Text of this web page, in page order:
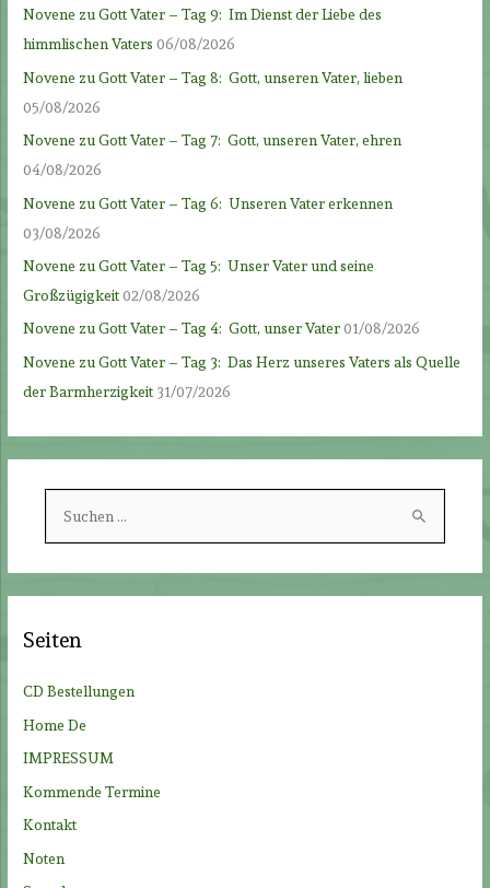
Novene zu Gott Vater – Tag 9: Im Dienst der Liebe des
himmlischen Vaters 06/08/2026
Novene zu Gott Vater – Tag 8: Gott, unseren Vater, lieben
05/08/2026
Novene zu Gott Vater – Tag 7: Gott, unseren Vater, ehren
04/08/2026
Novene zu Gott Vater – Tag 6: Unseren Vater erkennen
03/08/2026
Novene zu Gott Vater – Tag 5: Unser Vater und seine
Großzügigkeit02/08/2026
Novene zu Gott Vater – Tag 4: Gott, unser Vater01/08/2026
Novene zu Gott Vater – Tag 3: Das Herz unseres Vaters als Quelle
der Barmherzigkeit 31/07/2026
n
h
:
Seiten
CD Bestellungen
Home De
IMPRESSUM
Kommende Termine
Kontakt
Noten